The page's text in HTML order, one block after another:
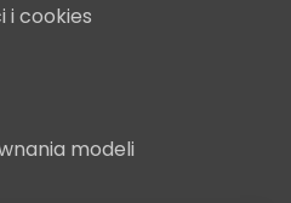
i cookies
modeli